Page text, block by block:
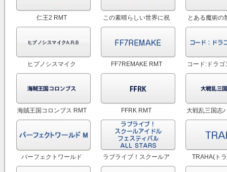
仁王2 RMT
この素晴らしい世界に祝
クデイズ(このファン)
とある魔術の
想収束（とあ
ヒプノシスマイク
RMT
FF7REMAKE RMT
コード:ドラゴ
海賊王国コロンブス RMT FFRK RMT
大戦乱三国志
パーフェクトワールド
ラブライブ！スクールア
TRAHA(ト